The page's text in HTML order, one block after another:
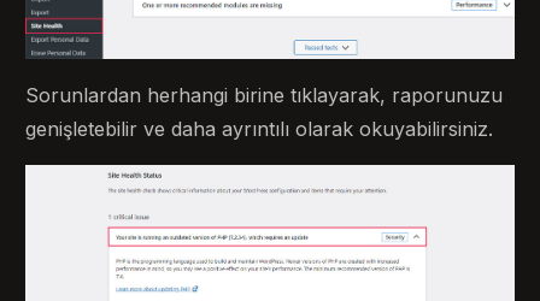
Sorunlardan herhangi birine tıklayarak, raporunuzu
genişletebilir ve daha ayrıntılı olarak okuyabilirsiniz.